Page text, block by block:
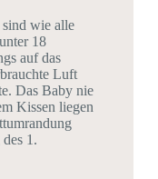
wie alle
18
auf das
Luft
Das Baby nie
Kissen liegen
1.